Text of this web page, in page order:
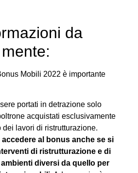
da
Mobili 2022 è importante
portati in detrazione solo
acquistati esclusivamente
dei lavori di ristrutturazione.
accedere al bonus anche se si
di ristrutturazione e di
diversi da quello per